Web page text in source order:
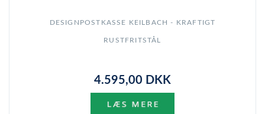
DESIGNPOSTKASSE KEILBACH - KRAFTIGT
RUSTFRITSTÅL
4.595,00 DKK